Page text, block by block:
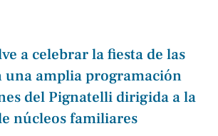
a celebrar la fiesta de las
una amplia programación
del Pignatelli dirigida a la
núcleos familiares